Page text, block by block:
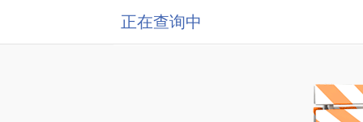
正在查询中